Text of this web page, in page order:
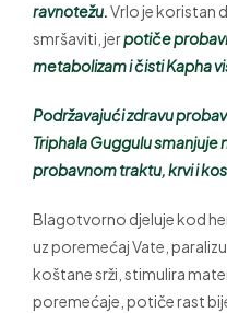
ravnotežu.Vrlo je koristan
smršaviti, jerpotiče
metabolizam i čisti Kapha
Podržavajući zdravu
Triphala Guggulu smanjuje
probavnom traktu, krvi i
Blagotvorno djeluje kod
uz poremećaj Vate,
koštane srži, stimulira
poremećaje, potiče rast